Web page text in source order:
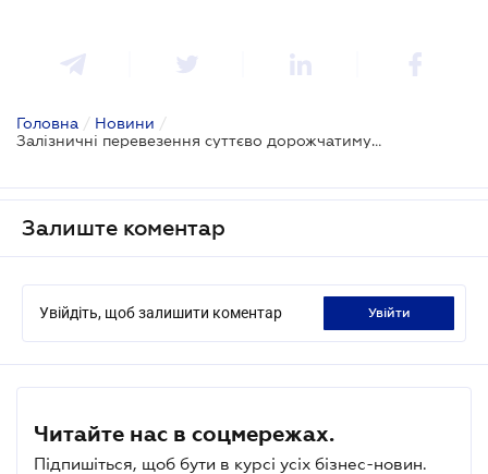
Головна / Новини /
Залізничні перевезення суттєво дорожчатимуть
Залиште коментар
Увійдіть, щоб залишити коментар увійти
Читайте нас в соцмережах.
Підпишіться, щоб бути в курсі усіх бізнес-новин.